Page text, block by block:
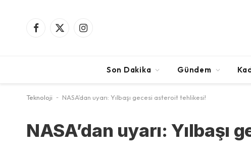
Facebook
X
Instagram
Son Dakika Gündem
Teknoloji - NASA’dan uyarı: Yılbaşı gecesi asteroit tehlikesi!
NASA’dan uyarı: